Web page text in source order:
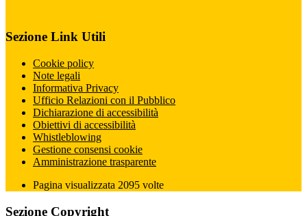
Sezione Link Utili
Cookie policy
Note legali
Informativa Privacy
Ufficio Relazioni con il Pubblico
Dichiarazione di accessibilità
Obiettivi di accessibilità
Whistleblowing
Gestione consensi cookie
Amministrazione trasparente
Pagina visualizzata 2095 volte
Sezione Copyright